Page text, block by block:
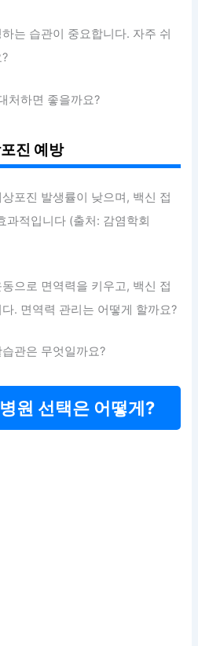
는 습관이 중요합니다. 자주 쉬
처하면 좋을까요?
진 예방
포진 발생률이 낮으며, 백신 접
과적입니다 (출처: 감염학회
으로 면역력을 키우고, 백신 접
. 면역력 관리는 어떻게 할까요?
관은 무엇일까요?
원 선택은 어떻게?